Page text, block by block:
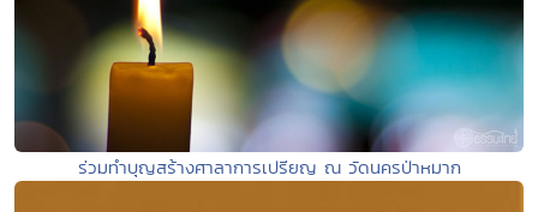
ร่วมทำบุญสร้างศาลาการเปรียญ ณ วัดนครป่าหมาก